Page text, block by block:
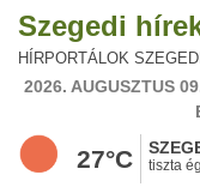
Szegedi
HÍRPORTÁLOK
2026. AUGUSZTUS
27°C tiszta